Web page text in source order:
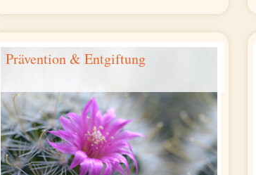
Prävention & Entgiftung